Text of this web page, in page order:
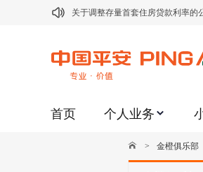
关于调整存量首套住房贷款利率的
关于修订《平安银行代理个人客户
关于我行聚金宝交易软件升级更新
关于2020年端午节期间上金所代
首页 个人业务
> 金橙俱乐部